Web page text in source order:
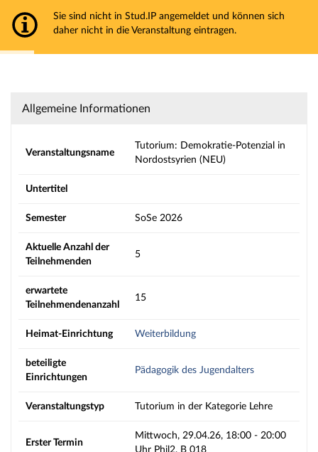
Hauptnavigation
JLU Gießen
Tutorium: Demokratie-Potenzial in
Allgemeine Informationen
Veranstaltungsname
Tutorium: Demokratie-Potenzial in
Nordostsyrien (NEU)
Untertitel
Semester SoSe 2026
Aktuelle Anzahl der
Teilnehmenden
5
erwartete
Teilnehmendenanzahl
15
Heimat-Einrichtung Weiterbildung
beteiligte
Einrichtungen
Pädagogik des Jugendalters
Veranstaltungstyp Tutorium in der Kategorie Lehre
Erster Termin
Mittwoch, 29.04.26, 18:00 - 20:00
Uhr Phil2, B 018
Sie sind nicht in Stud.IP angemeldet und können sich
daher nicht in die Veranstaltung eintragen.